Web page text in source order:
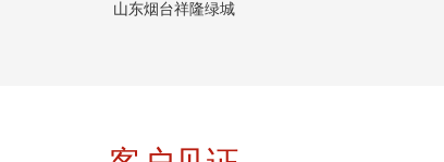
山东烟台祥隆绿城